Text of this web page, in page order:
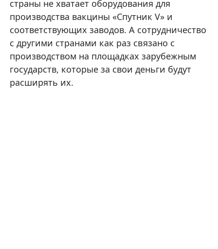
страны не хватает оборудования для
производства вакцины «Спутник V» и
соответствующих заводов. А сотрудничество
с другими странами как раз связано с
производством на площадках зарубежным
государств, которые за свои деньги будут
расширять их.